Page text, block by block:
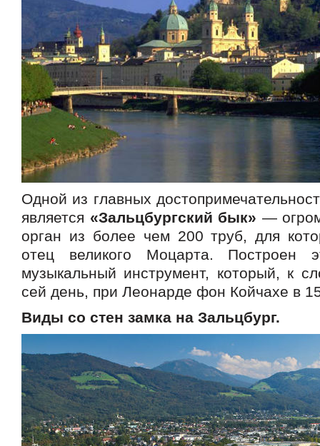
Одной из главных
является «Зальцбургский бык» —
орган из более чем 200 труб, для
отец великого Моцарта. Построен
музыкальный инструмент, который, к
сей день, при Леонарде фон Койчахе в
Виды со стен замка на Зальцбург.